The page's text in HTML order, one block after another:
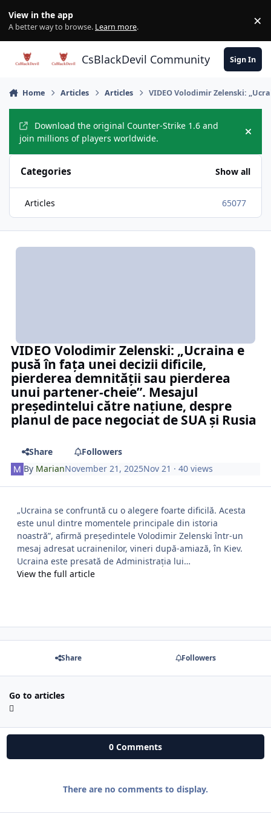
View in the app
A better way to browse. Learn more. ×
CsBlackDevil Community Sign In
Home Articles Articles VIDEO Volodimir Zelenski:
Download the original Counter-Strike 1.6 and
join millions of players worldwide.
Hide
Categories Show all
Articles 65077
VIDEO Volodimir Zelenski: „Ucraina e
pusă în fața unei decizii dificile,
pierderea demnității sau pierderea
unui partener-cheie”. Mesajul
președintelui către națiune, despre
planul de pace negociat de SUA și Rusia
Share
Followers
By MarianNovember 21, 2025Nov 21 · 40 views
„Ucraina se confruntă cu o alegere foarte dificilă. Acesta
este unul dintre momentele principale din istoria
noastră”, afirmă președintele Volodimir Zelenski într-un
mesaj adresat ucrainenilor, vineri după-amiază, în Kiev.
Ucraina este presată de Administrația lui…
View the full article
Share Followers
Go to articles
0 Comments
There are no comments to display.